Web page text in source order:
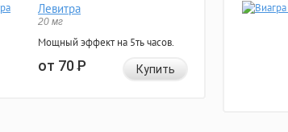
Левитра
20 мг
Мощный эффект на 5ть часов.
от 70Р Купить